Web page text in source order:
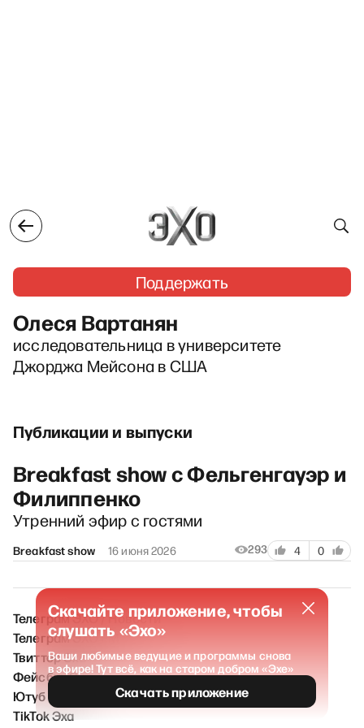
Поддержать
Олеся Вартанян
исследовательница в университете
Джорджа Мейсона в США
Публикации и выпуски
Breakfast show с Фельгенгауэр и
Филиппенко
Утренний эфир с гостями
Breakfast show 16 июня 2026 293 4 0
Скачайте приложение, чтобы
слушать «Эхо»
Ваши любимые ведущие и программы снова
в эфире! Тут всё, как на старом добром «Эхе»
Скачать приложение
Телеграм ЭХО / Новости
Телеграм ЭХО FM
Твиттер Эха
Фейсбук Эха
Ютуб Эха
TikTok Эха